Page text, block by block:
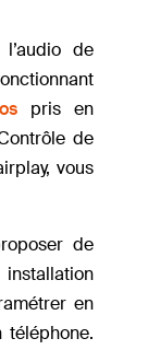
de
pris en
de
vous
de
en